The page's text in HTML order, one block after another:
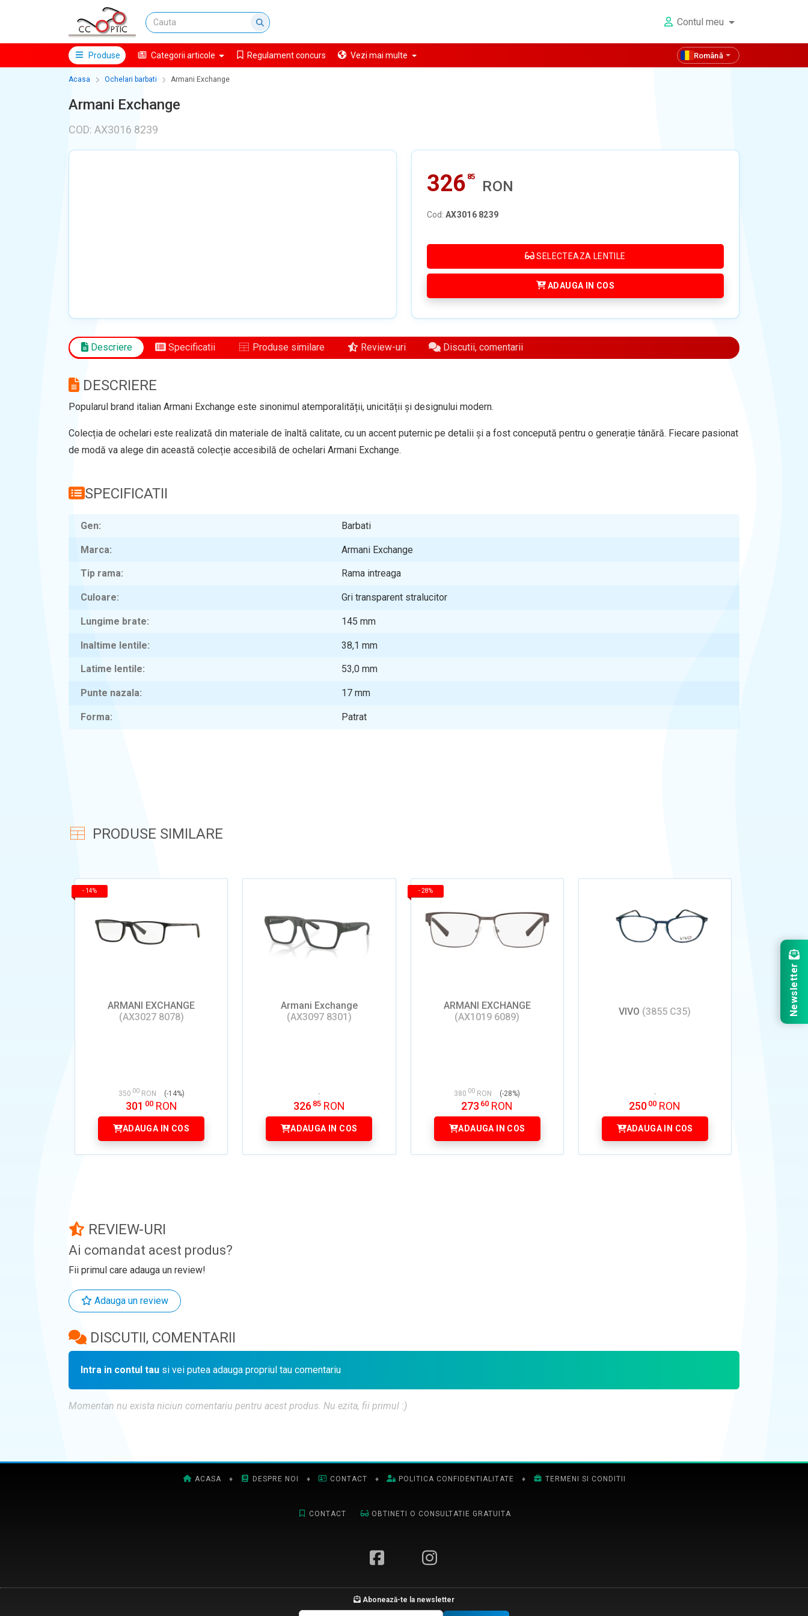
Contul meu
Produse Categorii articole Regulament concurs Vezi mai multe Română
Acasa Ochelari barbati Armani Exchange
Armani Exchange
COD: AX3016 8239
326 85
RON
Cod: AX3016 8239
SELECTEAZA LENTILE
ADAUGA IN COS
Descriere Specificatii Produse similare Review-uri Discutii, comentarii
DESCRIERE
Popularul brand italian Armani Exchange este sinonimul atemporalității, unicității și designului modern.
Colecția de ochelari este realizată din materiale de înaltă calitate, cu un accent puternic pe detalii și a fost concepută pentru o generație tânără. Fiecare pasionat
de modă va alege din această colecție accesibilă de ochelari Armani Exchange.
SPECIFICATII
Gen Barbati
Marca Armani Exchange
Tip rama Rama intreaga
Culoare Gri transparent stralucitor
Lungime brate 145mm
Inaltime lentile 38,1mm
Latime lentile 53,0mm
Punte nazala 17mm
Forma Patrat
PRODUSE SIMILARE
- 14%
ARMANI EXCHANGE
(AX3027 8078)
350 00 RON (-14%)
301 00 RON
ADAUGA IN COS
Armani Exchange
(AX3097 8301)
326 85 RON
ADAUGA IN COS
- 28%
ARMANI EXCHANGE
(AX1019 6089)
380 00 RON (-28%)
273 60 RON
ADAUGA IN COS
VIVO (3855 C35)
250 00 RON
ADAUGA IN COS
REVIEW-URI
Ai comandat acest produs?
Fii primul care adauga un review!
Adauga un review
DISCUTII, COMENTARII
Intra in contul tau si vei putea adauga propriul tau comentariu
Momentan nu exista niciun comentariu pentru acest produs. Nu ezita, fii primul :)
ACASA ♦ DESPRE NOI ♦ CONTACT ♦ POLITICA CONFIDENTIALITATE ♦ TERMENI SI CONDITII
CONTACT OBTINETI O CONSULTATIE GRATUITA
Abonează-te la newsletter
Newsletter